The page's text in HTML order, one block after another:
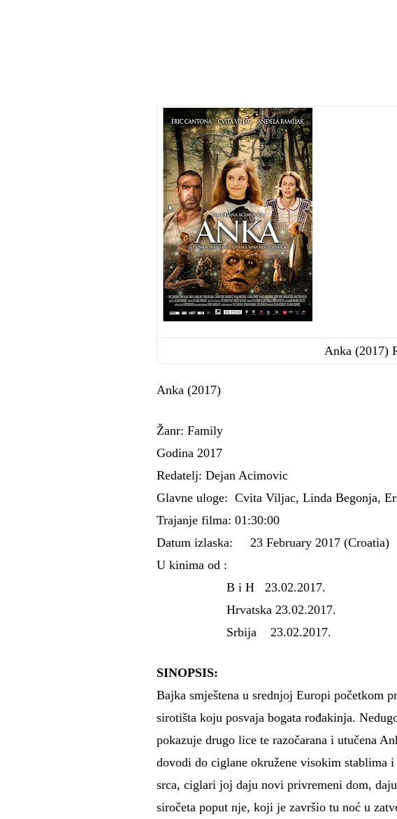
Anka (2017)
Anka (2017)
Žanr: Family
Godina 2017
Redatelj: Dejan Acimovic
Glavne uloge: Cvita Viljac, Linda Begonja,
Trajanje filma: 01:30:00
Datum izlaska: 23 February 2017 (Croatia)
U kinima od :
B i H 23.02.2017.
Hrvatska 23.02.2017.
Srbija 23.02.2017.
SINOPSIS:
Bajka smještena u srednjoj Europi početkom
sirotišta koju posvaja bogata rođakinja.
pokazuje drugo lice te razočarana i utučena
dovodi do ciglane okružene visokim
srca, ciglari joj daju novi privremeni dom,
siročeta poput nje, koji je završio tu noć u